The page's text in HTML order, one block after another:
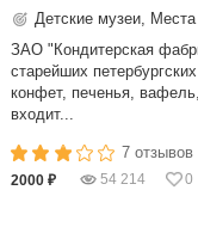
Детские музеи,
ЗАО "Кондитерская
старейших
конфет, печенья,
входит...
7 отзывов
2000 ₽ 54 214 0